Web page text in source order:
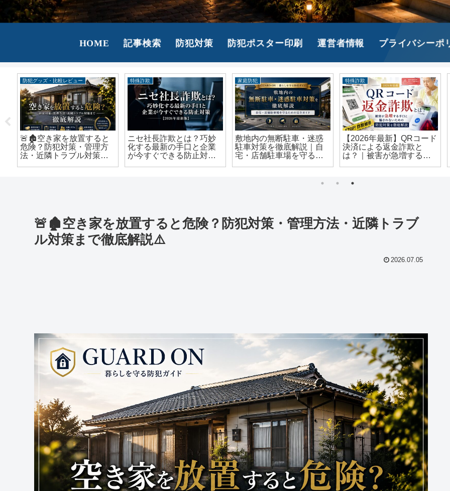
HOME 記事検索 防犯対策 防犯ポスター印刷 運営者情報 プライバシーポ
防犯グッズ・比較レビュー
🚨🏚️空き家を放置すると
危険？防犯対策・管理方
法・近隣トラブル対策ま
特殊詐欺
ニセ社長詐欺とは？巧妙
化する最新の手口と企業
が今すぐできる防止対策
家庭防犯
敷地内の無断駐車・迷惑
駐車対策を徹底解説｜自
宅・店舗駐車場を守るた
特殊詐欺
【2026年最新】QRコード
決済による返金詐欺と
は？｜被害が急増する手
🚨🏚️空き家を放置すると危険？防犯対策・管理方法・近隣トラブ
ル対策まで徹底解説⚠️
2026.07.05